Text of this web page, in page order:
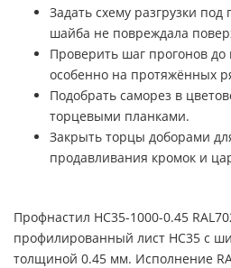
Задать схему разгрузки
шайба не повреждала
Проверить шаг прогонов
особенно на протяжённых
Подобрать саморез в
торцевыми планками.
Закрыть торцы доборами
продавливания кромок и
Профнастил НС35-1000-0.45
профилированный лист НС35 с
толщиной 0.45 мм. Исполнение